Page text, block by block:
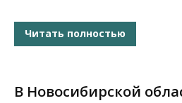
Читать полностью
В Новосибирской